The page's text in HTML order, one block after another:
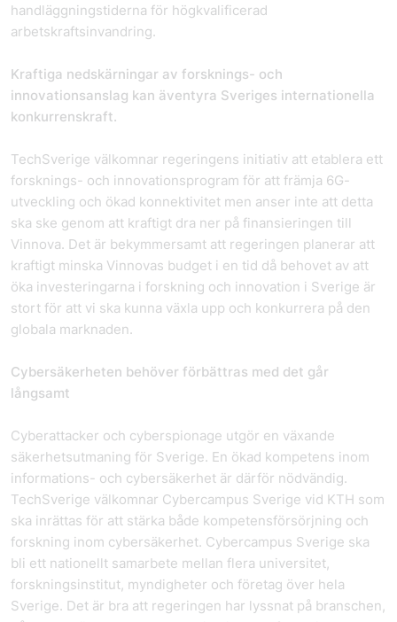
handläggningstiderna för högkvalificerad
arbetskraftsinvandring.
Kraftiga nedskärningar av forsknings- och
innovationsanslag kan äventyra Sveriges internationella
konkurrenskraft.
TechSverige välkomnar regeringens initiativ att etablera ett
forsknings- och innovationsprogram för att främja 6G-
utveckling och ökad konnektivitet men anser inte att detta
ska ske genom att kraftigt dra ner på finansieringen till
Vinnova. Det är bekymmersamt att regeringen planerar att
kraftigt minska Vinnovas budget i en tid då behovet av att
öka investeringarna i forskning och innovation i Sverige är
stort för att vi ska kunna växla upp och konkurrera på den
globala marknaden.
Cybersäkerheten behöver förbättras med det går
långsamt
Cyberattacker och cyberspionage utgör en växande
säkerhetsutmaning för Sverige. En ökad kompetens inom
informations- och cybersäkerhet är därför nödvändig.
TechSverige välkomnar Cybercampus Sverige vid KTH som
ska inrättas för att stärka både kompetensförsörjning och
forskning inom cybersäkerhet. Cybercampus Sverige ska
bli ett nationellt samarbete mellan flera universitet,
forskningsinstitut, myndigheter och företag över hela
Sverige. Det är bra att regeringen har lyssnat på branschen,